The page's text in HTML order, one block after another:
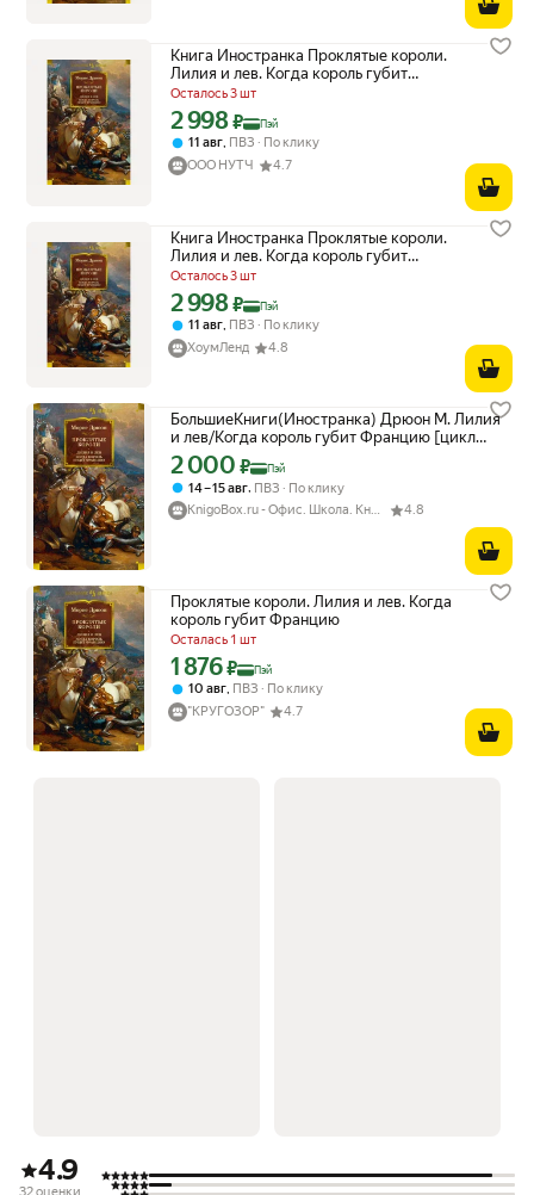
Книга Иностранка Проклятые короли.
Лилия и лев. Когда король губит
Францию. 2023 год, Дрюон М.
Осталось 3 шт
Цена с картой Яндекс Пэй 2998 ₽ вместо
2 998₽ Пэй
11 авг, ПВЗ
По клику
ООО НУТЧ
4.7
Книга Иностранка Проклятые короли.
Лилия и лев. Когда король губит
Францию. 2023 год, Дрюон М.
Осталось 3 шт
Цена с картой Яндекс Пэй 2998 ₽ вместо
2 998₽ Пэй
11 авг ПВЗ
По клику
ХоумЛенд
4.8
БольшиеКниги(Иностранка) Дрюон М. Лилия
и лев/Когда король губит Францию [цикл
"Проклятые короли" Кн. 6,7]
Цена с картой Яндекс Пэй 2000 ₽ вместо
2 000 ₽ Пэй
14 – 15 авг, ПВЗ
По клику
KnigoBox.ru - Офис. Школа. Книги. Дом
4.8
Проклятые короли. Лилия и лев. Когда
король губит Францию
Осталась 1 шт
Цена с картой Яндекс Пэй 1876 ₽ вместо
1 876₽ Пэй
10 авг, ПВЗ
По клику
"КРУГОЗОР"
4.7
4.9
32 оценки